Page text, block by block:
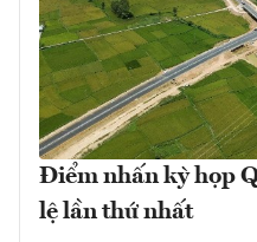
Điểm nhấn kỳ họp
lệ lần thứ nhất